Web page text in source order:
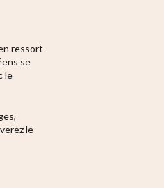
ressort
se
le
le